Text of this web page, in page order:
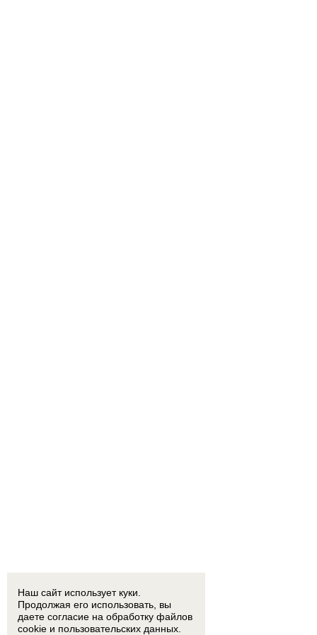
Наш сайт использует куки.
Продолжая его использовать, вы
даете согласие на обработку файлов
cookie и пользовательских данных.